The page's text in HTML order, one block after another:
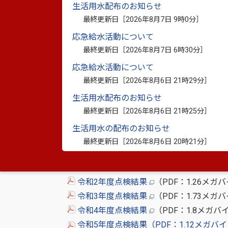
生活用水配布のお知らせ
最終更新日［2026年8月7日 9時0分
応急給水活動について
最終更新日［2026年8月7日 6時30分
応急給水活動について
最終更新日［2026年8月6日 21時29分
生活用水配布のお知らせ
最終更新日［2026年8月6日 21時25分
生活用水の配布のお知らせ
最終更新日［2026年8月6日 20時21分
第3章 計画の目標 （PDF：3.82メガバ
第4章 具体的な取組 （PDF：17.19メ
第5章 進行管理
（PDF：539.9キロバ
参考資料 （PDF：3.45メガバイト）
各年度における点検結果
本計画については、目標の実現に向けた
価を行うこととしています。
令和2年度点検結果
（PDF：1.26メガバ
令和3年度点検結果
（PDF：1.73メガバ
令和4年度点検結果
（PDF：1.8メガバ
令和5年度点検結果（PDF：1.12メガバイ